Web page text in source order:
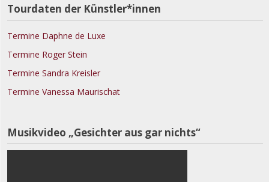
Tourdaten der Künstler*innen
Termine Daphne de Luxe
Termine Roger Stein
Termine Sandra Kreisler
Termine Vanessa Maurischat
Musikvideo „Gesichter aus gar nichts“